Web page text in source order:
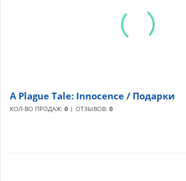
A Plague Tale: Innocence / Подарки
КОЛ-ВО ПРОДАЖ: 0 | ОТЗЫВОВ: 0